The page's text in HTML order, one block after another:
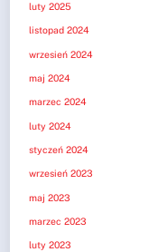
luty 2025
listopad 2024
wrzesień 2024
maj 2024
marzec 2024
luty 2024
styczeń 2024
wrzesień 2023
maj 2023
marzec 2023
luty 2023